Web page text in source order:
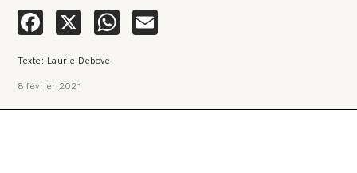
Facebook
X WhatsApp
Texte: Laurie Debove
8 février 2021
🔥 Le groupe Pierre Fabre, qui pèse 3,2 milliards d’euros, nous
attaque en justice. Vous savez comment cela s’appelle ?
Une procédure bâillon. Notre tort ? Avoir voulu protéger
veut nous faire taire. Cette procédure bâillon vise à nous affaiblir et,
aujourd’hui une grande campagne de soutien avec un premier